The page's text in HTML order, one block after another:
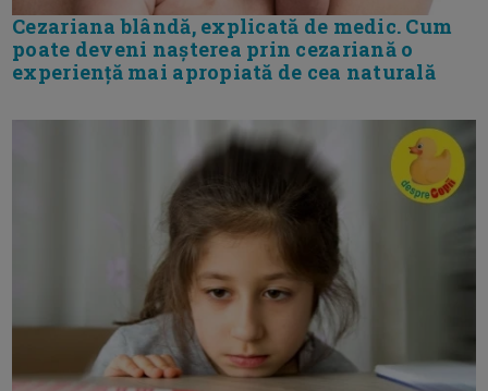
Cezariana blândă, explicată de medic. Cum
poate deveni nașterea prin cezariană o
experiență mai apropiată de cea naturală